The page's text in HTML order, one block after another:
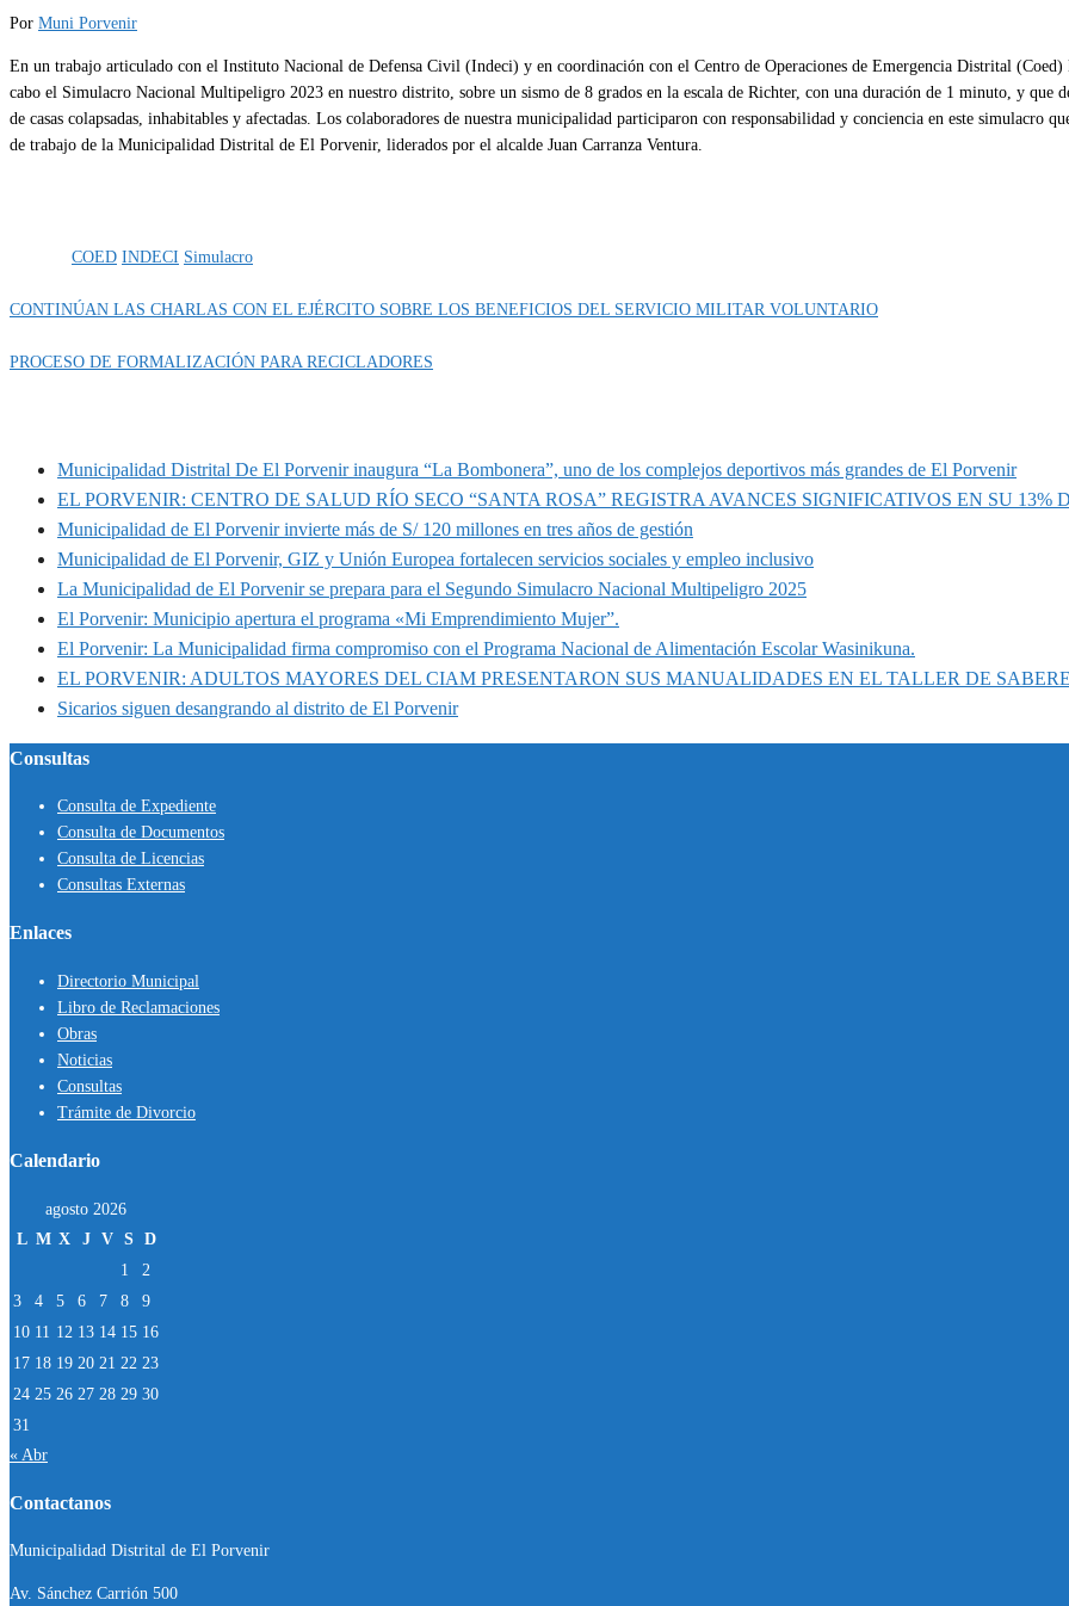
Por Muni Porvenir
En un trabajo articulado con el Instituto Nacional de Defensa Civil (Indeci) y en coordinación con el Centro de Operaciones de Emergencia Distrital
cabo el Simulacro Nacional Multipeligro 2023 en nuestro distrito, sobre un sismo de 8 grados en la escala de Richter, con una duración de 1 minuto, y que
de casas colapsadas, inhabitables y afectadas. Los colaboradores de nuestra municipalidad participaron con responsabilidad y conciencia en este simulacro
de trabajo de la Municipalidad Distrital de El Porvenir, liderados por el alcalde Juan Carranza Ventura.
COED INDECI Simulacro
CONTINÚAN LAS CHARLAS CON EL EJÉRCITO SOBRE LOS BENEFICIOS DEL SERVICIO MILITAR VOLUNTARIO
PROCESO DE FORMALIZACIÓN PARA RECICLADORES
Municipalidad Distrital De El Porvenir inaugura “La Bombonera”, uno de los complejos deportivos más grandes de El Porvenir
EL PORVENIR: CENTRO DE SALUD RÍO SECO “SANTA ROSA” REGISTRA AVANCES SIGNIFICATIVOS EN SU 13%
Municipalidad de El Porvenir invierte más de S/ 120 millones en tres años de gestión
Municipalidad de El Porvenir, GIZ y Unión Europea fortalecen servicios sociales y empleo inclusivo
La Municipalidad de El Porvenir se prepara para el Segundo Simulacro Nacional Multipeligro 2025
El Porvenir: Municipio apertura el programa «Mi Emprendimiento Mujer”.
El Porvenir: La Municipalidad firma compromiso con el Programa Nacional de Alimentación Escolar Wasinikuna.
EL PORVENIR: ADULTOS MAYORES DEL CIAM PRESENTARON SUS MANUALIDADES EN EL TALLER DE
Sicarios siguen desangrando al distrito de El Porvenir
Consultas
Consulta de Expediente
Consulta de Documentos
Consulta de Licencias
Consultas Externas
Enlaces
Directorio Municipal
Libro de Reclamaciones
Obras
Noticias
Consultas
Trámite de Divorcio
Calendario
agosto 2026
L M X J V S D
1
2
3
4 5 6 7 8
9
10 11 12 13 14 15 16
17 18 19 20 21 22 23
24 25 26 27 28 29 30
31
« Abr
Contactanos
Municipalidad Distrital de El Porvenir
Av. Sánchez Carrión 500